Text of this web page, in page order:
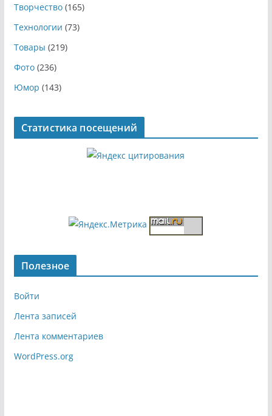
Творчество(165)
Технологии (73)
Товары (219)
Фото(236)
Юмор (143)
Статистика посещений
Полезное
Войти
Лента записей
Лента комментариев
WordPress.org